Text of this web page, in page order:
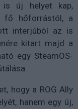
is új helyet kap,
fő hőforrástól, a
interjúból az is
kitart majd a
egy SteamOS-
hogy a ROG Ally
hanem egy új,